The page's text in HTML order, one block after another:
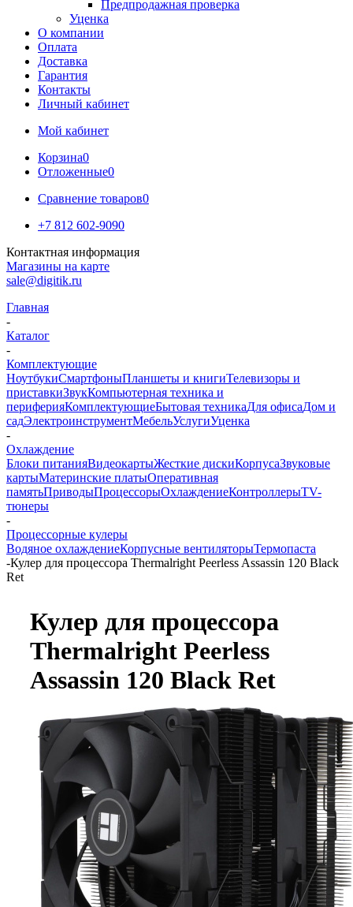
Предпродажная проверка
Уценка
О компании
Оплата
Доставка
Гарантия
Контакты
Личный кабинет
Мой кабинет
Корзина0
Отложенные0
Сравнение товаров0
+7 812 602-9090
Контактная информация
Магазины на карте
sale@digitik.ru
Главная
-
Каталог
-
Комплектующие
НоутбукиСмартфоныПланшеты и книгиТелевизоры и
приставкиЗвукКомпьютерная техника и
периферияКомплектующиеБытовая техникаДля офисаДом и
садЭлектроинструментМебельУслугиУценка
-
Охлаждение
Блоки питанияВидеокартыЖесткие дискиКорпусаЗвуковые
картыМатеринские платыОперативная
памятьПриводыПроцессорыОхлаждениеКонтроллерыTV-
тюнеры
-
Процессорные кулеры
Водяное охлаждениеКорпусные вентиляторыТермопаста
-Кулер для процессора Thermalright Peerless Assassin 120 Black
Ret
Кулер для процессора
Thermalright Peerless
Assassin 120 Black Ret